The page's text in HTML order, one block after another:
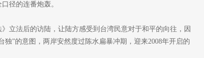
径的连番炮轰。
立法后的访陆，让陆方感受到台湾民意对于和平的向往，因
独”的意图，两岸安然度过陈水扁暴冲期，迎来2008年开启的